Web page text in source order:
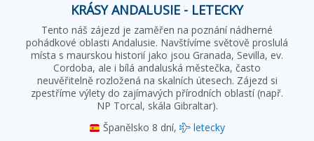
KRÁSY ANDALUSIE - LETECKY
Tento náš zájezd je zaměřen na poznání nádherné
pohádkové oblasti Andalusie. Navštívíme světově proslulá
místa s maurskou historií jako jsou Granada, Sevilla, ev.
Cordoba, ale i bílá andaluská městečka, často
neuvěřitelně rozložená na skalních útesech. Zájezd si
zpestříme výlety do zajímavých přírodních oblastí (např.
NP Torcal, skála Gibraltar).
Španělsko 8 dní, letecky